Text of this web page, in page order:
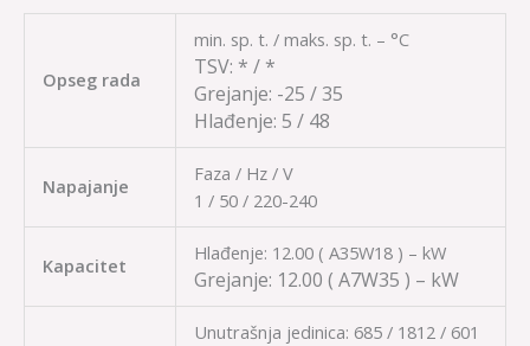
Opseg rada
min. sp. t. / maks. sp. t. – °C
TSV: * / *
Grejanje: -25 / 35
Hlađenje: 5 / 48
Napajanje
Faza / Hz / V
1 / 50 / 220-240
Kapacitet
Hlađenje: 12.00 ( A35W18 ) – kW
Grejanje: 12.00 ( A7W35 ) – kW
Unutrašnja jedinica: 685 / 1812 / 601